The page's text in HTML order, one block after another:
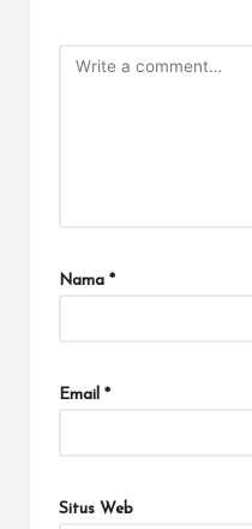
Nama *
Email *
Situs Web